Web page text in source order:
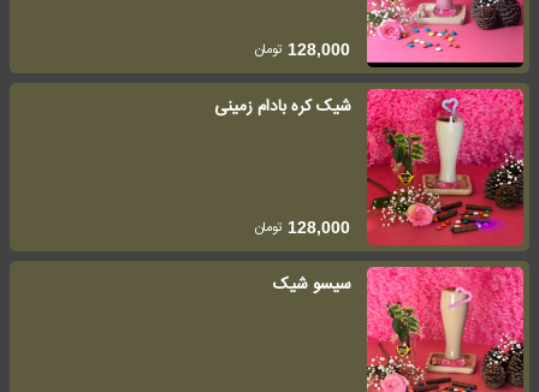
128,000 تومان
شیک کره بادام زمینی
128,000 تومان
سیسو شیک